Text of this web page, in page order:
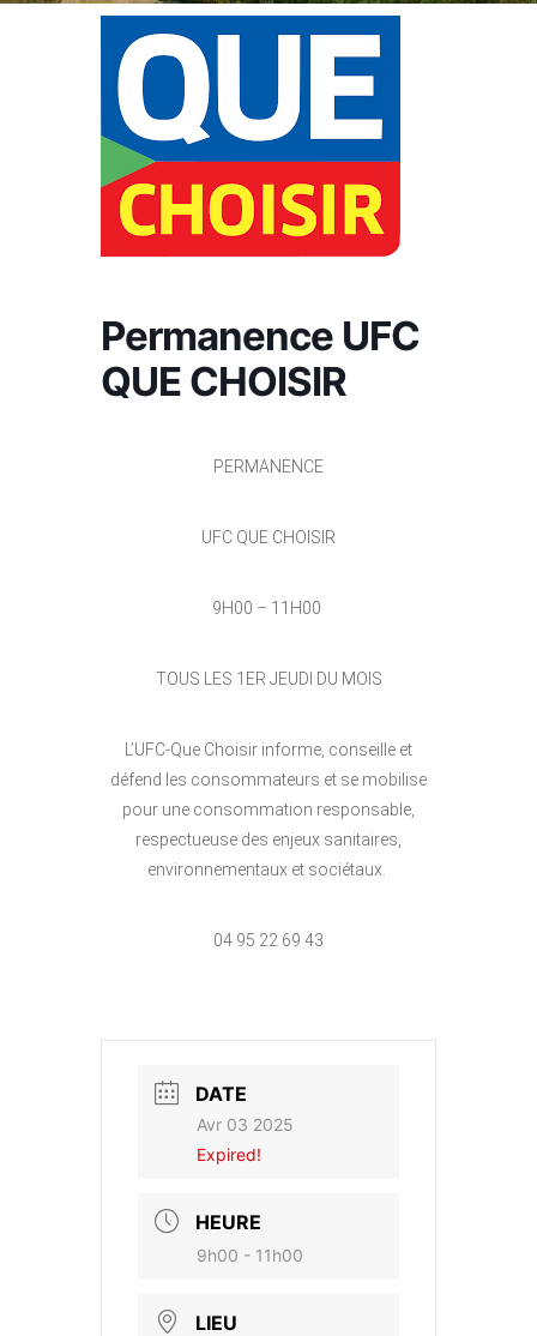
Permanence UFC
QUE CHOISIR
PERMANENCE
UFC QUE CHOISIR
9H00 – 11H00
TOUS LES 1ER JEUDI DU MOIS
L’UFC-Que Choisir informe, conseille et
défend les consommateurs et se mobilise
pour une consommation responsable,
respectueuse des enjeux sanitaires,
environnementaux et sociétaux.
04 95 22 69 43
DATE
Avr 03 2025
Expired!
HEURE
9h00 - 11h00
LIEU